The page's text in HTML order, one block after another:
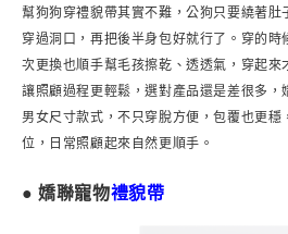
幫狗狗穿禮貌帶其實不難，公狗只要繞著
穿過洞口，再把後半身包好就行了。穿的
次更換也順手幫毛孩擦乾、透透氣，穿起
讓照顧過程更輕鬆，選對產品還是差很多，
男女尺寸款式，不只穿脫方便，包覆也更穩
位，日常照顧起來自然更順手。
● 嬌聯寵物禮貌帶